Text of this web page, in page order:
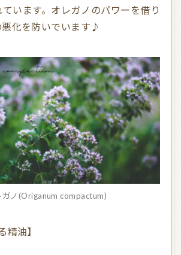
います。オレガノのパワーを借り
化を防いでいます♪
レガノ(Origanum compactum)
精油】